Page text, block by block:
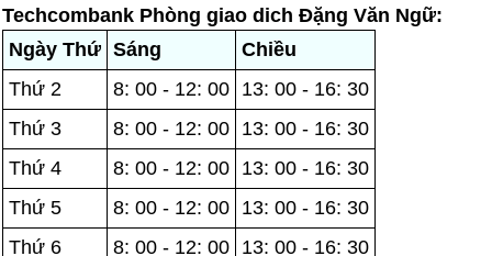
Techcombank Phòng giao dich Đặng Văn Ngữ:
Ngày Thứ Sáng
Chiều
Thứ 2
8: 00 - 12: 00 13: 00 - 16: 30
Thứ 3
8: 00 - 12: 00 13: 00 - 16: 30
Thứ 4
8: 00 - 12: 00 13: 00 - 16: 30
Thứ 5
8: 00 - 12: 00 13: 00 - 16: 30
Thứ 6
8: 00 - 12: 00 13: 00 - 16: 30